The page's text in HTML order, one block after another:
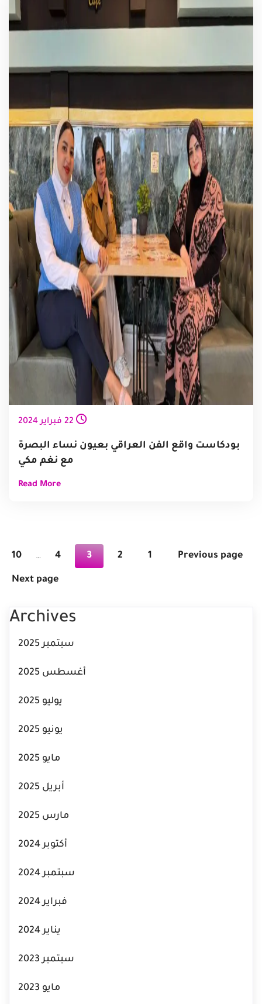
22 فبراير 2024
بودكاست واقع الفن العراقي بعيون نساء البصرة
مع نغم مكي
Read More
تعددPrevious page
1
2
3
4
…
10
Next page
Archives
سبتمبر 2025
أغسطس 2025
يوليو 2025
يونيو 2025
مايو 2025
أبريل 2025
مارس 2025
أكتوبر 2024
سبتمبر 2024
فبراير 2024
يناير 2024
سبتمبر 2023
مايو 2023